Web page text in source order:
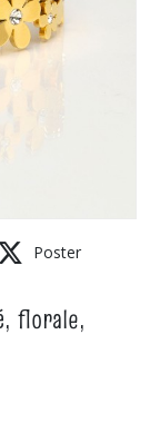
Poster
florale,